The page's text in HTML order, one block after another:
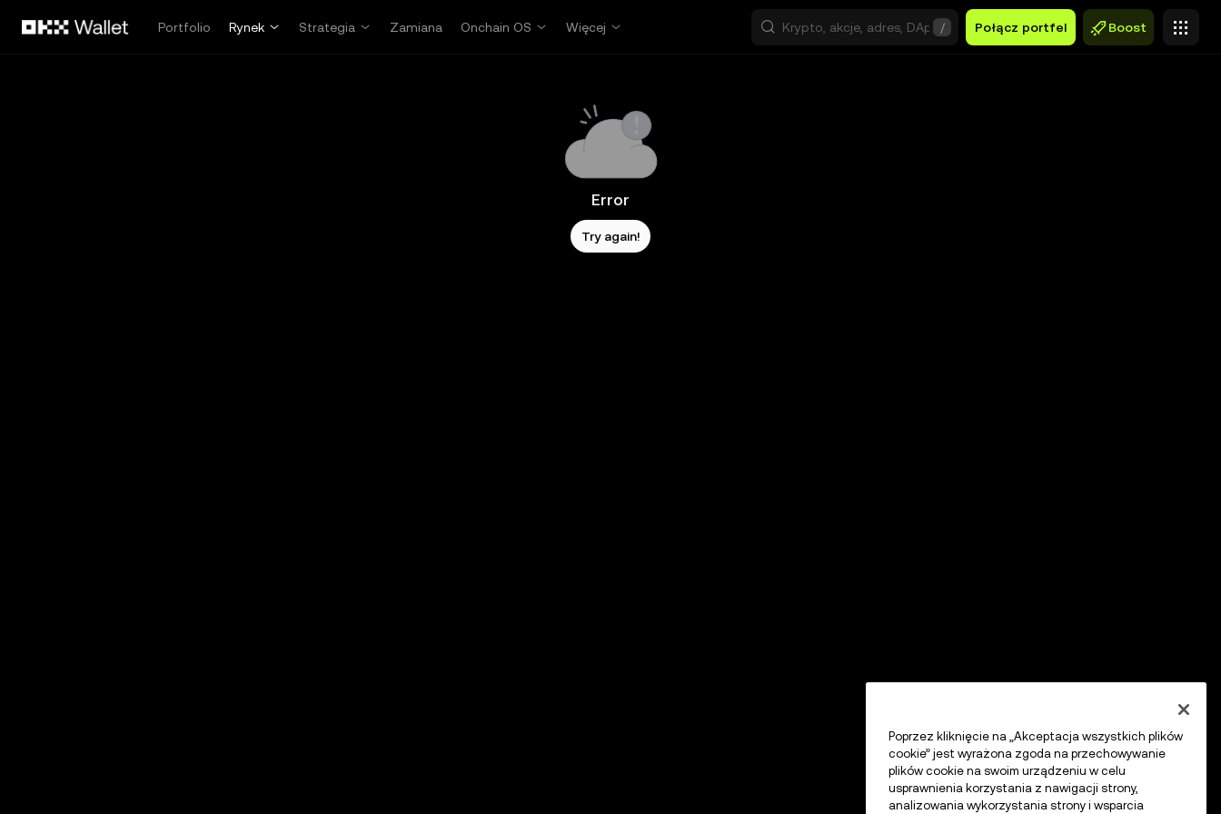
Portfolio
Rynek Strategia Zamiana Onchain OS Więcej / Połącz portfel Boost
Error
Try again!
Poprzez kliknięcie na „Akceptacja wszystkich plików
cookie” jest wyrażona zgoda na przechowywanie
plików cookie na swoim urządzeniu w celu
usprawnienia korzystania z nawigacji strony,
analizowania wykorzystania strony i wsparcia